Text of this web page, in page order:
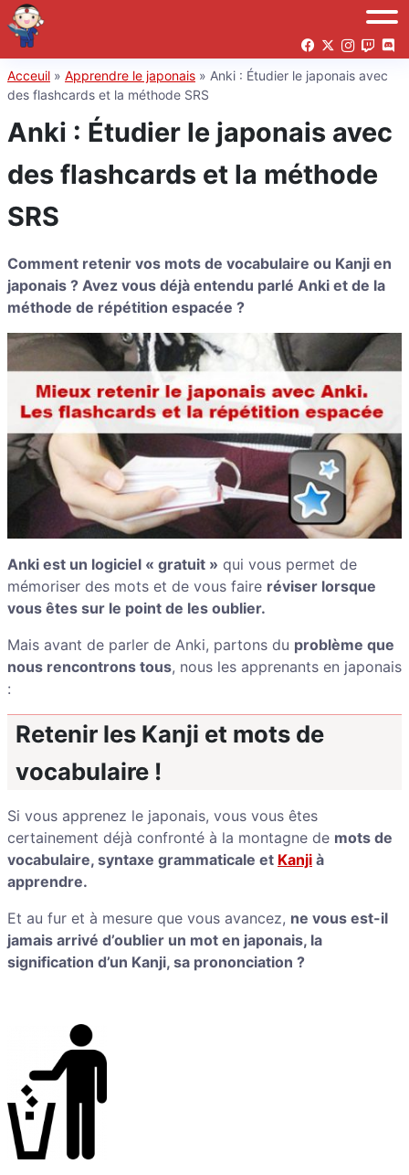
Acceuil » Apprendre le japonais » Anki : Étudier le japonais avec
des flashcards et la méthode SRS
Anki : Étudier le japonais avec
des flashcards et la méthode
SRS
Comment retenir vos mots de vocabulaire ou Kanji en
japonais ? Avez vous déjà entendu parlé Anki et de la
méthode de répétition espacée ?
Anki est un logiciel « gratuit » qui vous permet de
mémoriser des mots et de vous faire réviser lorsque
vous êtes sur le point de les oublier.
Mais avant de parler de Anki, partons du problème que
nous rencontrons tous, nous les apprenants en japonais
:
Retenir les Kanji et mots de
vocabulaire !
Si vous apprenez le japonais, vous vous êtes
certainement déjà confronté à la montagne de mots de
vocabulaire, syntaxe grammaticale et Kanji à
apprendre.
Et au fur et à mesure que vous avancez, ne vous est-il
jamais arrivé d’oublier un mot en japonais, la
signification d’un Kanji, sa prononciation ?